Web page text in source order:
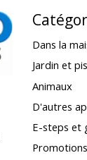
Dans la
Jardin et
Animaux
D'autres
E-steps et
Promotions